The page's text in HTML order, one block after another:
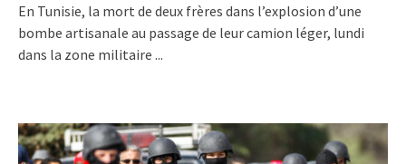
En Tunisie, la mort de deux frères dans l’explosion d’une
bombe artisanale au passage de leur camion léger, lundi
dans la zone militaire ...